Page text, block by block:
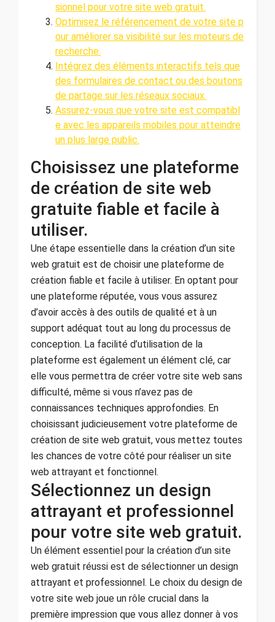
sionnel pour votre site web gratuit.
Optimisez le référencement de votre site p
our améliorer sa visibilité sur les moteurs de
recherche.
Intégrez des éléments interactifs tels que
des formulaires de contact ou des boutons
de partage sur les réseaux sociaux.
Assurez-vous que votre site est compatibl
e avec les appareils mobiles pour atteindre
un plus large public.
Choisissez une plateforme
de création de site web
gratuite fiable et facile à
utiliser.
Une étape essentielle dans la création d’un site
web gratuit est de choisir une plateforme de
création fiable et facile à utiliser. En optant pour
une plateforme réputée, vous vous assurez
d’avoir accès à des outils de qualité et à un
support adéquat tout au long du processus de
conception. La facilité d’utilisation de la
plateforme est également un élément clé, car
elle vous permettra de créer votre site web sans
difficulté, même si vous n’avez pas de
connaissances techniques approfondies. En
choisissant judicieusement votre plateforme de
création de site web gratuit, vous mettez toutes
les chances de votre côté pour réaliser un site
web attrayant et fonctionnel.
Sélectionnez un design
attrayant et professionnel
pour votre site web gratuit.
Un élément essentiel pour la création d’un site
web gratuit réussi est de sélectionner un design
attrayant et professionnel. Le choix du design de
votre site web joue un rôle crucial dans la
première impression que vous allez donner à vos